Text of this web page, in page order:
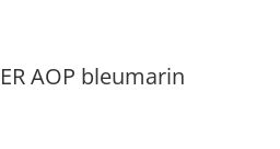
AOP bleumarin